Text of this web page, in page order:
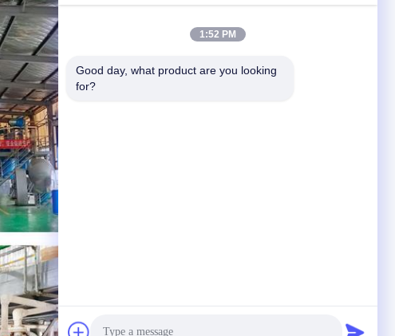
1:52 PM
Good day, what product are you looking
for?